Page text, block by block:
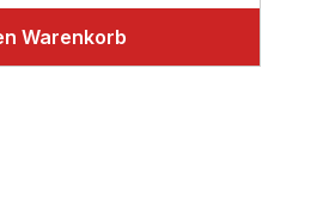
Warenkorb